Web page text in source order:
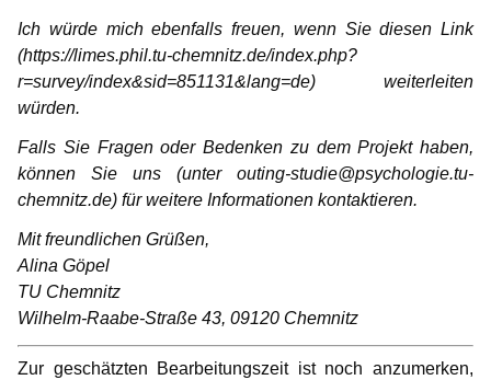
Ich würde mich ebenfalls freuen, wenn Sie diesen Link
(https://limes.phil.tu-chemnitz.de/index.php?
r=survey/index&sid=851131&lang=de) weiterleiten
würden.
Falls Sie Fragen oder Bedenken zu dem Projekt haben,
können Sie uns (unter outing-studie@psychologie.tu-
chemnitz.de) für weitere Informationen kontaktieren.
Mit freundlichen Grüßen,
Alina Göpel
TU Chemnitz
Wilhelm-Raabe-Straße 43, 09120 Chemnitz
Zur geschätzten Bearbeitungszeit ist noch anzumerken,